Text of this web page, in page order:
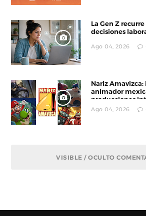
La Gen Z recurre
decisiones
Ago 04, 2026
Nariz
animador
producciones
Ago 04, 2026
VISIBLE / OCULTO